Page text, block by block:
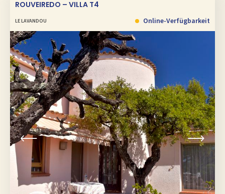
ROUVEIREDO – VILLA T4
LE LAVANDOU Online-Verfügbarkeit